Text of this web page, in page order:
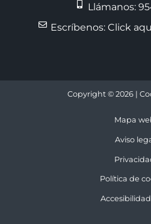
Llámanos:
Escríbenos: Click
Copyright © 2026 |
Mapa
Aviso
Política de